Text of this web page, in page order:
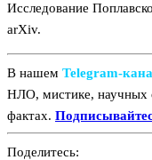
Исследование
arXiv.
В нашем
НЛО, мистике, научных
фактах.
Поделитесь: